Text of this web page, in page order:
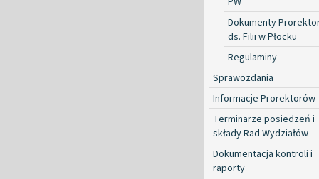
Dokumenty
ds. Filii w Płocku
Regulaminy
Sprawozdania
Informacje Prorektorów
Terminarze posiedzeń i
składy Rad Wydziałów
Dokumentacja kontroli i
raporty